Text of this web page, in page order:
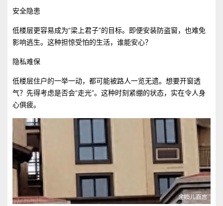
安全隐患
低楼层更容易成为“梁上君子”的目标。即便安装防盗窗，也难免
影响逃生。这种担惊受怕的生活，谁能安心？
隐私难保
低楼层住户的一举一动，都可能被路人一览无遗。想要开窗透
气？先得考虑是否会“走光”。这种时刻紧绷的状态，实在令人身
心俱疲。